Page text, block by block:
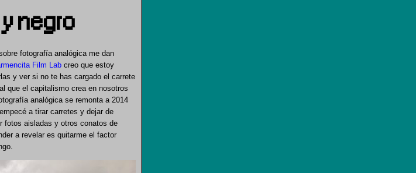
negro
fotografía analógica me dan
Film Lab creo que estoy
y ver si no te has cargado el carrete
que el capitalismo crea en nosotros
analógica se remonta a 2014
a tirar carretes y dejar de
fotos aisladas y otros conatos de
a revelar es quitarme el factor